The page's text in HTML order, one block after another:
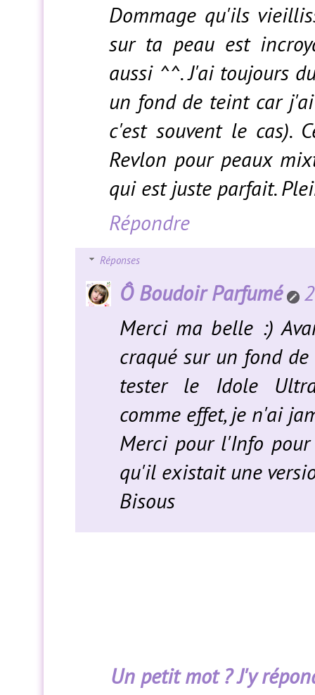
Dommage qu'ils
sur ta peau est
aussi ^^. J'ai toujours
un fond de teint car
c'est souvent le cas).
Revlon pour peaux
qui est juste parfait.
Répondre
Réponses
Ô Boudoir Parfumé
Merci ma belle :)
craqué sur un fond
tester le Idole Ultra
comme effet, je n'ai
Merci pour l'Info
qu'il existait une
Bisous
Un petit mot ? J'y